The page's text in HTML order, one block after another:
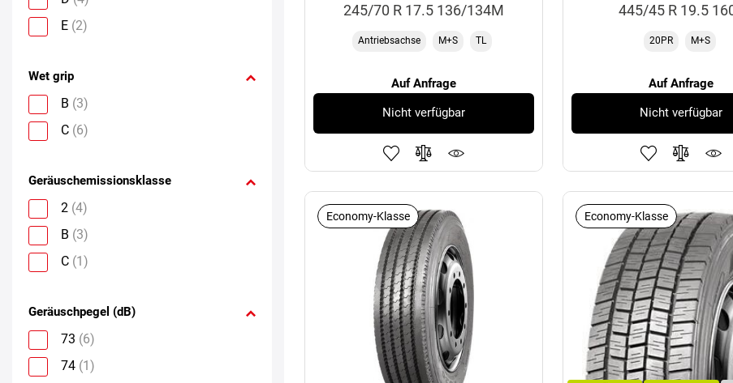
E (2)
Wet grip
B (3)
C (6)
Geräuschemissionsklasse
2 (4)
B (3)
C (1)
Geräuschpegel (dB)
73 (6)
74 (1)
245/70 R 17.5 136/134M
Antriebsachse M+S TL
Auf Anfrage
Nicht verfügbar
445/45 R 19.5
20PR M+S
Auf Anfrage
Nicht verfügbar
Economy-Klasse Economy-Klasse